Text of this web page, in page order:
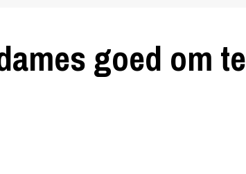
goed om te